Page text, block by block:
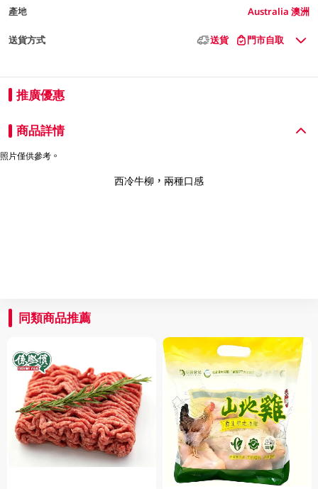
產地 Australia 澳洲
送貨方式 送貨 門市自取
推廣優惠
商品詳情
照片僅供參考。
西冷牛柳，兩種口感
同類商品推薦